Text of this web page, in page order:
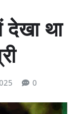
था
0